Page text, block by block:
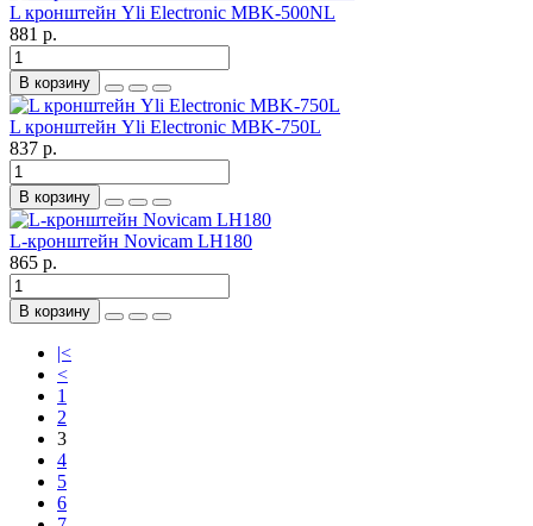
L кронштейн Yli Electronic MBK-500NL
881 р.
В корзину
L кронштейн Yli Electronic MBK-750L
837 р.
В корзину
L-кронштейн Novicam LH180
865 р.
В корзину
|<
<
1
2
3
4
5
6